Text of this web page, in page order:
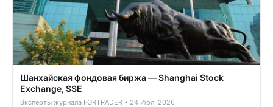
Шанхайская фондовая биржа — Shanghai Stock
Exchange, SSE
Эксперты журнала FORTRADER • 24 Июл, 2026